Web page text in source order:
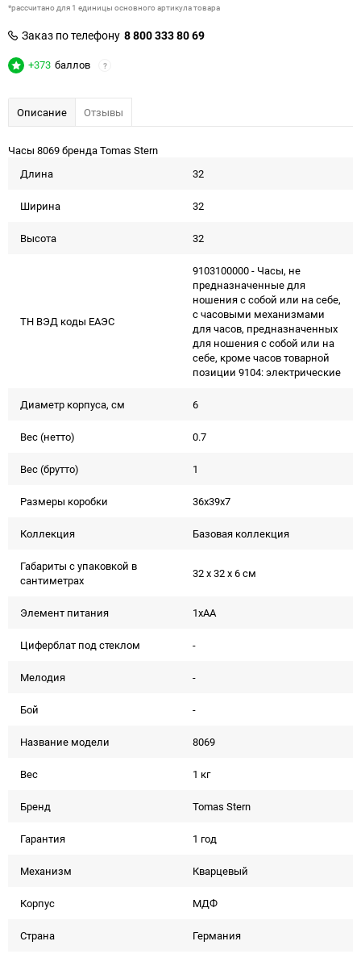
*рассчитано для 1 единицы основного артикула товара
Заказ по телефону 8 800 333 80 69
+373 баллов ?
Описание Отзывы
Часы 8069 бренда Tomas Stern
Длина
32
Ширина 32
Высота 32
ТН ВЭД коды ЕАЭС
9103100000 - Часы, не
предназначенные для
ношения с собой или на себе,
с часовыми механизмами
для часов, предназначенных
для ношения с собой или на
себе, кроме часов товарной
позиции 9104: электрические
Диаметр корпуса, см 6
Вес (нетто) 0.7
Вес (брутто) 1
Размеры коробки 36x39x7
Коллекция Базовая коллекция
Габариты с упаковкой в
сантиметрах
32 x 32 x 6 см
Элемент питания 1xAA
Циферблат под стеклом -
Мелодия -
Бой -
Название модели 8069
Вес 1 кг
Бренд Tomas Stern
Гарантия 1 год
Механизм Кварцевый
Корпус МДФ
Страна Германия